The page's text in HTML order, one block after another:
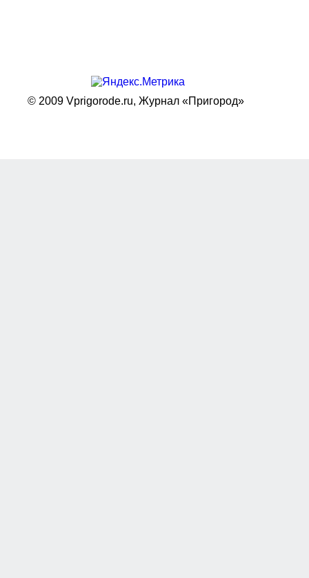
© 2009 Vprigorode.ru, Журнал «Пригород»